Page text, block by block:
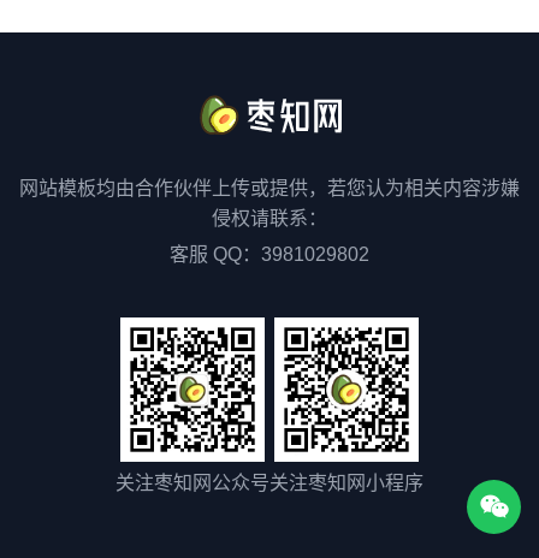
网站模板均由合作伙伴上传或提供，若您认为相关内容涉嫌
侵权请联系：
客服 QQ：3981029802
关注枣知网公众号关注枣知网小程序